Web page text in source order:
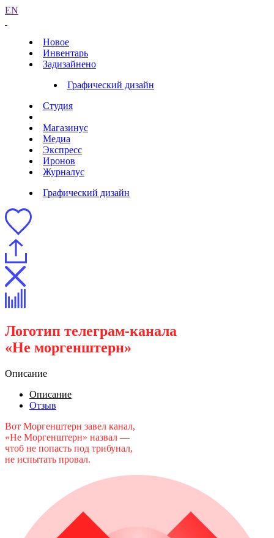
EN
Новое
Инвентарь
Задизайнено
Графический дизайн
Студия
Магазинус
Медиа
Экспресс
Иронов
Журналус
Графический дизайн
Логотип телеграм-канала
«Не моргенштерн»
Описание
Описание
Отзыв
Вот Моргенштерн завел канал,
«Не Моргенштерн» назвал —
чтоб не попасть под трибунал,
не испытать провал.